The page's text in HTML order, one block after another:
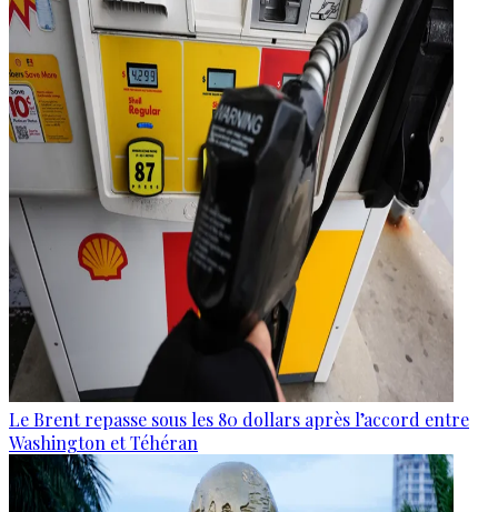
Le Brent repasse sous les 80 dollars après l’accord entre
Washington et Téhéran